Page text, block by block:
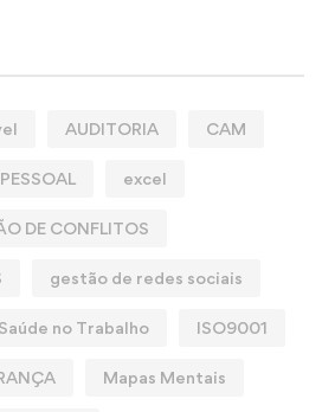
AUDITORIA CAM
excel
DE CONFLITOS
gestão de redes sociais
no Trabalho ISO9001
Mapas Mentais